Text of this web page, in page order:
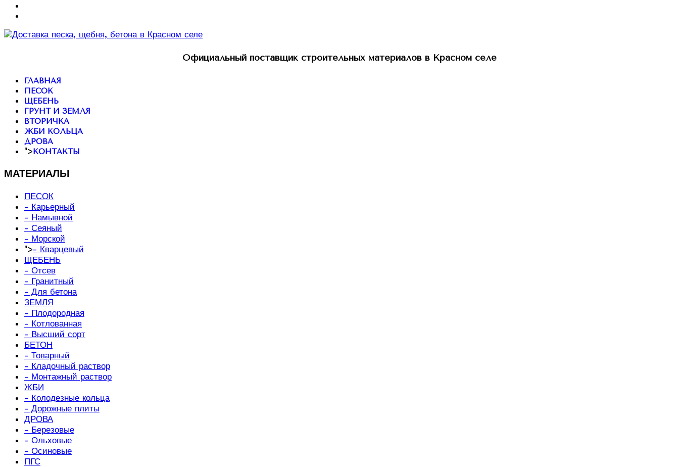
Официальный поставщик строительных материалов в Красном селе
ГЛАВНАЯ
ПЕСОК
ЩЕБЕНЬ
ГРУНТ И ЗЕМЛЯ
ВТОРИЧКА
ЖБИ КОЛЬЦА
ДРОВА
">КОНТАКТЫ
МАТЕРИАЛЫ
ПЕСОК
- Карьерный
- Намывной
- Сеяный
- Морской
">- Кварцевый
ЩЕБЕНЬ
- Отсев
- Гранитный
- Для бетона
ЗЕМЛЯ
- Плодородная
- Котлованная
- Высший сорт
БЕТОН
- Товарный
- Кладочный раствор
- Монтажный раствор
ЖБИ
- Колодезные кольца
- Дорожные плиты
ДРОВА
- Березовые
- Ольховые
- Осиновые
ПГС